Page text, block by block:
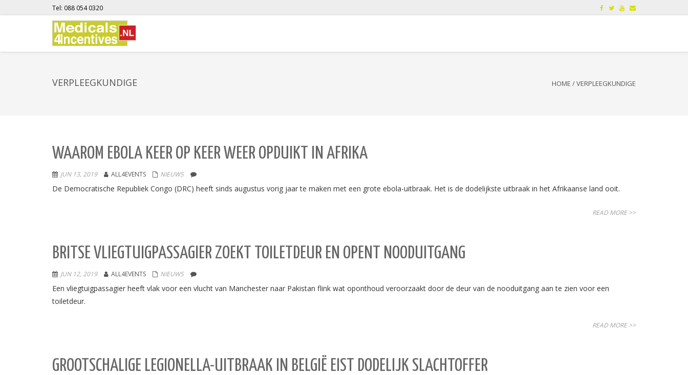
Tel: 088 054 0320
VERPLEEGKUNDIGE HOME /VERPLEEGKUNDIGE
WAAROM EBOLA KEER OP KEER WEER OPDUIKT IN AFRIKA
JUN 13, 2019 ALL4EVENTS NIEUWS
De Democratische Republiek Congo (DRC) heeft sinds augustus vorig jaar te maken met een grote ebola-uitbraak. Het is de dodelijkste uitbraak in het Afrikaanse land ooit.
READ MORE >>
BRITSE VLIEGTUIGPASSAGIER ZOEKT TOILETDEUR EN OPENT NOODUITGANG
JUN 12, 2019 ALL4EVENTS NIEUWS
Een vliegtuigpassagier heeft vlak voor een vlucht van Manchester naar Pakistan flink wat oponthoud veroorzaakt door de deur van de nooduitgang aan te zien voor een
toiletdeur.
READ MORE >>
GROOTSCHALIGE LEGIONELLA-UITBRAAK IN BELGIË EIST DODELIJK SLACHTOFFER